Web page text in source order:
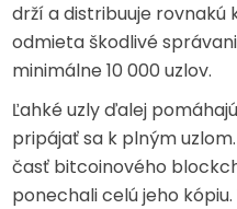
drží a distribuuje rovnakú
odmieta škodlivé
minimálne 10 000 uzlov.
Ľahké uzly ďalej
pripájať sa k plným
časť bitcoinového
ponechali celú jeho